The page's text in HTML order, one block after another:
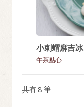
小刺蝟麻吉冰
午茶點心
共有8 筆